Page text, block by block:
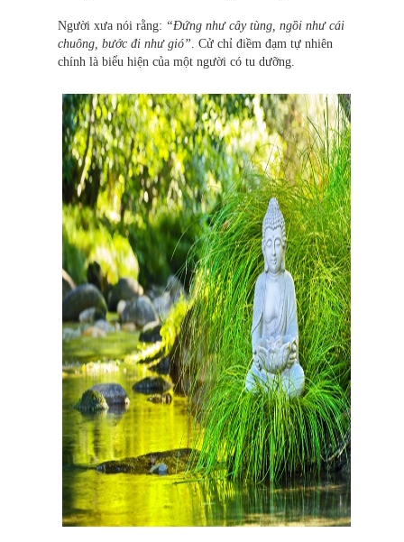
Người xưa nói rằng: “Đứng như cây tùng, ngồi như cái
chuông, bước đi như gió”. Cử chỉ điềm đạm tự nhiên
chính là biểu hiện của một người có tu dưỡng.